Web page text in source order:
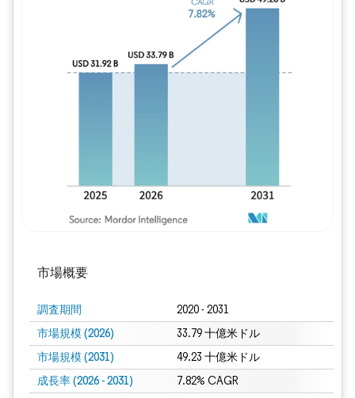
市場概要
調査期間 2020 - 2031
市場規模 (2026) 33.79 十億米ドル
市場規模 (2031) 49.23 十億米ドル
成長率 (2026 - 2031) 7.82% CAGR